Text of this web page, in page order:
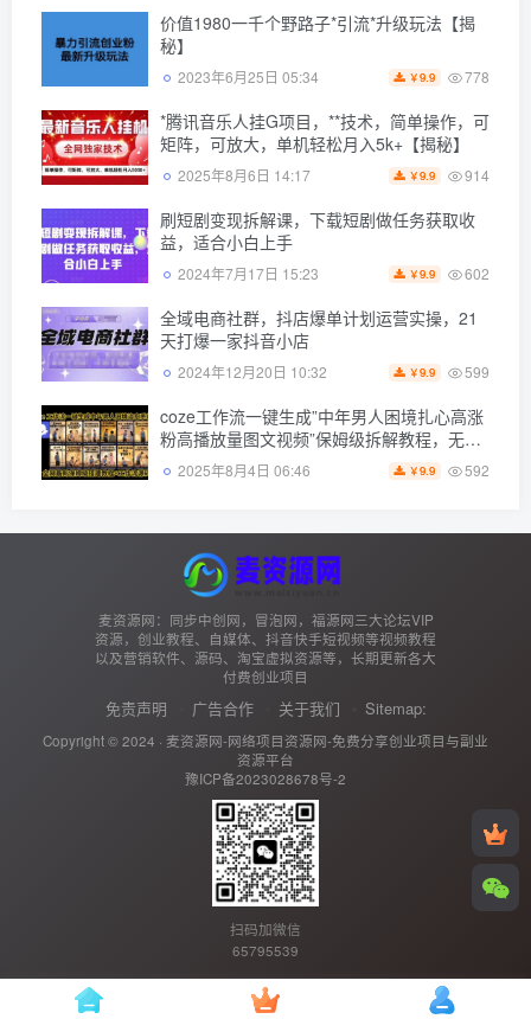
价值1980一千个野路子*引流*升级玩法【揭
秘】
2023年6月25日 05:34 ￥9.9 778
*腾讯音乐人挂G项目，**技术，简单操作，可
矩阵，可放大，单机轻松月入5k+【揭秘】
2025年8月6日 14:17 ￥9.9 914
刷短剧变现拆解课，下载短剧做任务获取收
益，适合小白上手
2024年7月17日 15:23 ￥9.9 602
全域电商社群，抖店爆单计划运营实操，21
天打爆一家抖音小店
2024年12月20日 10:32 ￥9.9 599
coze工作流一键生成”中年男人困境扎心高涨
粉高播放量图文视频”保姆级拆解教程，无需
剪辑，无需拍摄写文案
2025年8月4日 06:46 ￥9.9 592
麦资源网：同步中创网，冒泡网，福源网三大论坛VIP
资源，创业教程、自媒体、抖音快手短视频等视频教程
以及营销软件、源码、淘宝虚拟资源等，长期更新各大
付费创业项目
免责声明 广告合作 关于我们 Sitemap:
Copyright © 2024 · 麦资源网-网络项目资源网-免费分享创业项目与副业
资源平台
豫ICP备2023028678号-2
扫码加微信
65795539